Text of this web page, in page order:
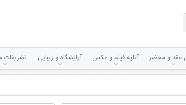
عقد و محضر آتلیه فیلم و عکس آرایشگاه و زیبایی